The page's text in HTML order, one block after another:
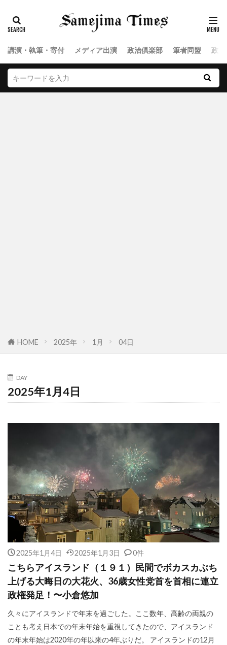
講演・執筆・寄付 メディア出演 政治倶楽部 筆者同盟 政
HOME 2025年 1月 04日
DAY
2025年1月4日
2025年1月4日 2025年1月3日 0件
こちらアイスランド（１９１）民間でボカスカぶち
上げる大晦日の大花火、36歳女性党首を首相に連立
政権発足！〜小倉悠加
久々にアイスランドで年末を過ごした。ここ数年、高齢の両親の
ことも考え日本での年末年始を重視してきたので、アイスランド
の年末年始は2020年の年以来の4年ぶりだ。 アイスランドの12月